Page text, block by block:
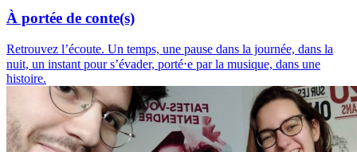
À portée de conte(s)
Retrouvez l’écoute. Un temps, une pause dans la journée, dans la
nuit, un instant pour s’évader, porté⋅e par la musique, dans une
histoire.